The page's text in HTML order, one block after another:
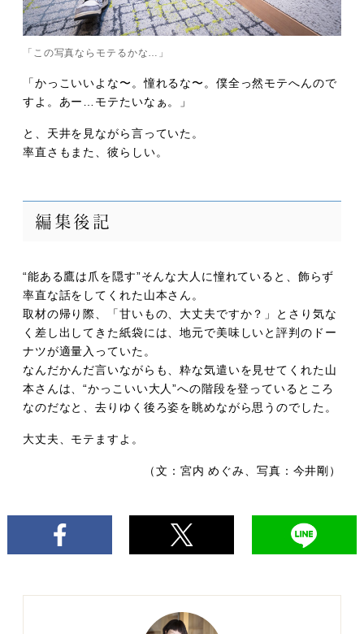
「この写真ならモテるかな…」
「かっこいいよな〜。憧れるな〜。僕全っ然モテへんので
すよ。あー…モテたいなぁ。」
と、天井を見ながら言っていた。
率直さもまた、彼らしい。
編集後記
“能ある鷹は爪を隠す”そんな大人に憧れていると、飾らず
率直な話をしてくれた山本さん。
取材の帰り際、「甘いもの、大丈夫ですか？」とさり気な
く差し出してきた紙袋には、地元で美味しいと評判のドー
ナツが適量入っていた。
なんだかんだ言いながらも、粋な気遣いを見せてくれた山
本さんは、“かっこいい大人”への階段を登っているところ
なのだなと、去りゆく後ろ姿を眺めながら思うのでした。
大丈夫、モテますよ。
（文：宮内 めぐみ、写真：今井剛）